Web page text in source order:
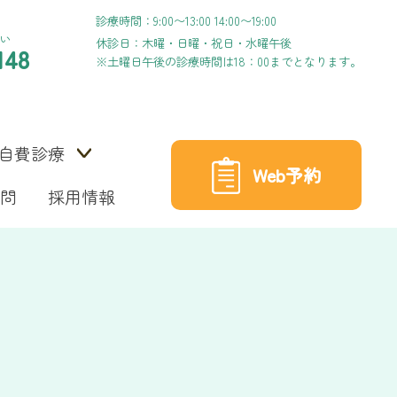
診療時間：9:00〜13:00 14:00〜19:00
休診日：木曜・日曜・祝日・水曜午後
※土曜日午後の診療時間は18：00までとなります。
Web予約
費診療
採用情報